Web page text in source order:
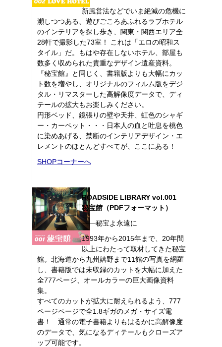
新風営法などでいま絶滅の危機に
瀕しつつある、遊びごころあふれるラブホテル
のインテリアを探し歩き、関東・関西エリア全
28軒で撮影した73室！ これは「エロの昭和ス
タイル」だ。もはや存在しないホテル、部屋も
数多く収められた貴重なデザイン遺産資料。
『秘宝館』と同じく、書籍版よりも大幅にカッ
ト数を増やし、オリジナルのフィルム版をデジ
タル・リマスターした高解像度データで、ディ
テールの拡大もお楽しみください。
円形ベッド、鏡張りの壁や天井、虹色のシャギ
ー・カーペット・・・日本人の血と吐息を桃色
に染めあげる、禁断のインテリアデザイン・エ
レメントのほとんどすべてが、ここにある！
SHOPコーナーへ
ROADSIDE LIBRARY vol.001
秘宝館（PDFフォーマット）
――秘宝よ永遠に
1993年から2015年まで、20年間
以上にわたって取材してきた秘宝
館。北海道から九州嬉野まで11館の写真を網羅
し、書籍版では未収録のカットを大幅に加えた
全777ページ、オールカラーの巨大画像資料
集。
すべてのカットが拡大に耐えられるよう、777
ページページで全1.8ギガのメガ・サイズ電
書！ 通常の電子書籍よりもはるかに高解像度
のデータで、気になるディテールもクローズア
ップ可能です。